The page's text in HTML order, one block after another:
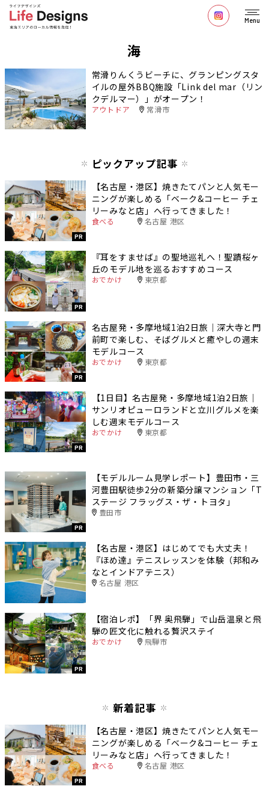
Menu
海
常滑りんくうビーチに、グランピングスタ
イルの屋外BBQ施設「Link del mar（リン
クデルマー）」がオープン！
アウトドア 常滑市
ピックアップ記事
PR
【名古屋・港区】焼きたてパンと人気モー
ニングが楽しめる「ベーク&コーヒー チェ
リーみなと店」へ行ってきました！
食べる 名古屋 港区
PR
『耳をすませば』の聖地巡礼へ！聖蹟桜ヶ
丘のモデル地を巡るおすすめコース
おでかけ 東京都
PR
名古屋発・多摩地域1泊2日旅｜深大寺と門
前町で楽しむ、そばグルメと癒やしの週末
モデルコース
おでかけ 東京都
PR
【1日目】名古屋発・多摩地域1泊2日旅｜
サンリオピューロランドと立川グルメを楽
しむ週末モデルコース
おでかけ 東京都
PR
【モデルルーム見学レポート】豊田市・三
河豊田駅徒歩2分の新築分譲マンション「T
ステージ フラッグス・ザ・トヨタ」
豊田市
【名古屋・港区】はじめてでも大丈夫！
『ほめ達』テニスレッスンを体験（邦和み
なとインドアテニス）
名古屋 港区
PR
【宿泊レポ】「界 奥飛騨」で山岳温泉と飛
騨の匠文化に触れる贅沢ステイ
おでかけ 飛騨市
新着記事
PR
【名古屋・港区】焼きたてパンと人気モー
ニングが楽しめる「ベーク&コーヒー チェ
リーみなと店」へ行ってきました！
食べる 名古屋 港区